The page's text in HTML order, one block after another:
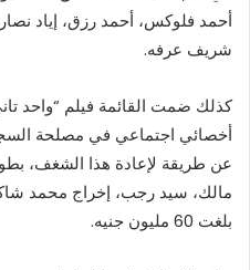
أحمد فلوكس، أحمد رزق، إياد
شريف عرفه.
كذلك ضمت القائمة فيلم “واحد
أخصائي اجتماعي في مصلحة
عن طريقة لإعادة هذا الشغف،
مالك، سيد رجب، إخراج محمد
بلغت 60 مليون جنيه.